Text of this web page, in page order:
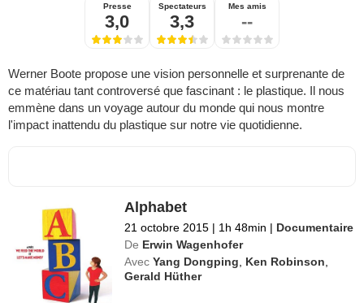
Presse
3,0
Spectateurs
3,3
Mes amis
--
Werner Boote propose une vision personnelle et surprenante de
ce matériau tant controversé que fascinant : le plastique. Il nous
emmène dans un voyage autour du monde qui nous montre
l'impact inattendu du plastique sur notre vie quotidienne.
Alphabet
21 octobre 2015 | 1h 48min | Documentaire
De Erwin Wagenhofer
Avec Yang Dongping Ken Robinson
Gerald Hüther